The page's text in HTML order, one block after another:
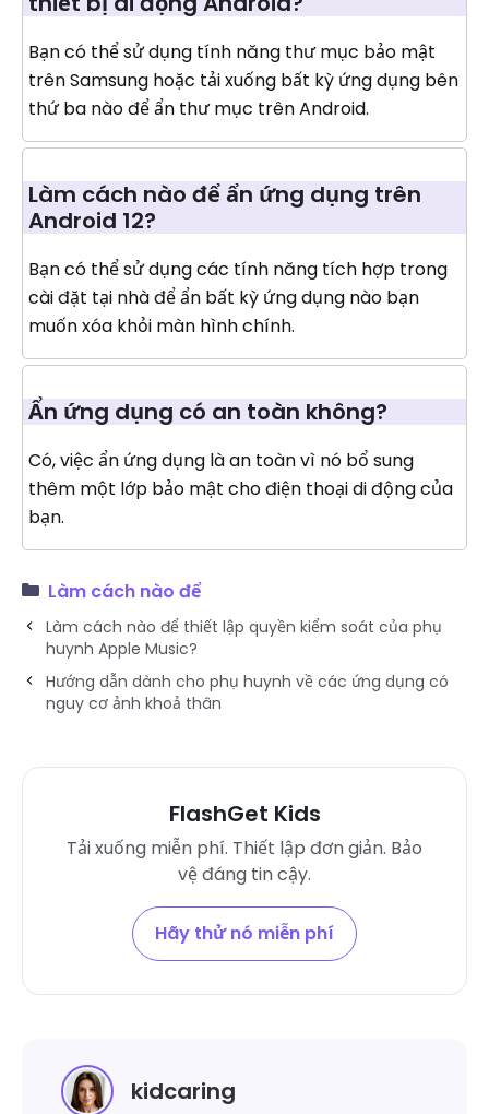
Bạn có thể sử dụng tính năng thư mục bảo mật
trên Samsung hoặc tải xuống bất kỳ ứng dụng bên
thứ ba nào để ẩn thư mục trên Android.
Làm cách nào để ẩn ứng dụng trên
Android 12?
Bạn có thể sử dụng các tính năng tích hợp trong
cài đặt tại nhà để ẩn bất kỳ ứng dụng nào bạn
muốn xóa khỏi màn hình chính.
Ẩn ứng dụng có an toàn không?
Có, việc ẩn ứng dụng là an toàn vì nó bổ sung
thêm một lớp bảo mật cho điện thoại di động của
bạn.
Làm cách nào để
Làm cách nào để thiết lập quyền kiểm soát của phụ
huynh Apple Music?
Hướng dẫn dành cho phụ huynh về các ứng dụng có
nguy cơ ảnh khoả thân
FlashGet Kids
Tải xuống miễn phí. Thiết lập đơn giản. Bảo
vệ đáng tin cậy.
Hãy thử nó miễn phí
kidcaring